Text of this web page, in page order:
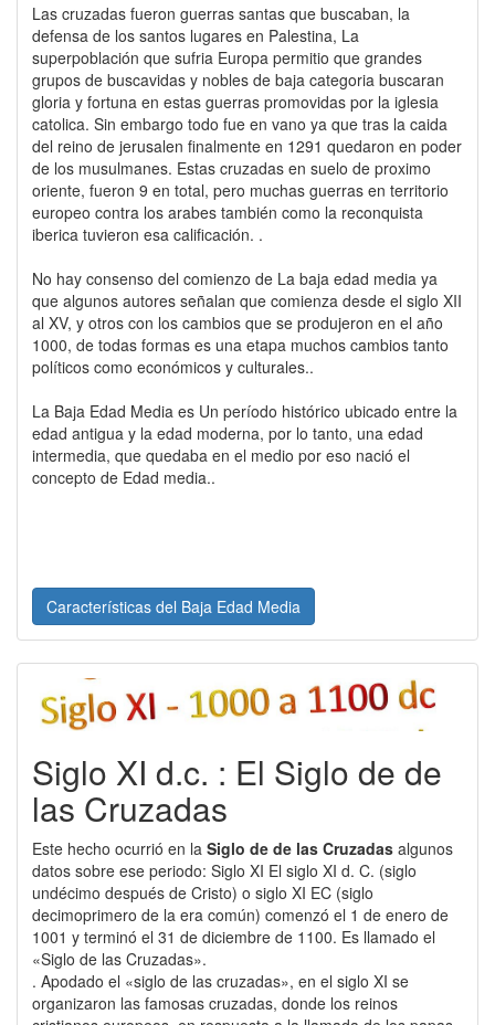
Las cruzadas fueron guerras santas que buscaban, la
defensa de los santos lugares en Palestina, La
superpoblación que sufria Europa permitio que grandes
grupos de buscavidas y nobles de baja categoria buscaran
gloria y fortuna en estas guerras promovidas por la iglesia
catolica. Sin embargo todo fue en vano ya que tras la caida
del reino de jerusalen finalmente en 1291 quedaron en poder
de los musulmanes. Estas cruzadas en suelo de proximo
oriente, fueron 9 en total, pero muchas guerras en territorio
europeo contra los arabes también como la reconquista
iberica tuvieron esa calificación. .
No hay consenso del comienzo de La baja edad media ya
que algunos autores señalan que comienza desde el siglo XII
al XV, y otros con los cambios que se produjeron en el año
1000, de todas formas es una etapa muchos cambios tanto
políticos como económicos y culturales..
La Baja Edad Media es Un período histórico ubicado entre la
edad antigua y la edad moderna, por lo tanto, una edad
intermedia, que quedaba en el medio por eso nació el
concepto de Edad media..
Características del Baja Edad Media
Siglo XI d.c. : El Siglo de de
las Cruzadas
Este hecho ocurrió en la Siglo de de las Cruzadas algunos
datos sobre ese periodo: Siglo XI El siglo XI d. C. (siglo
undécimo después de Cristo) o siglo XI EC (siglo
decimoprimero de la era común) comenzó el 1 de enero de
1001 y terminó el 31 de diciembre de 1100. Es llamado el
«Siglo de las Cruzadas».
. Apodado el «siglo de las cruzadas», en el siglo XI se
organizaron las famosas cruzadas, donde los reinos